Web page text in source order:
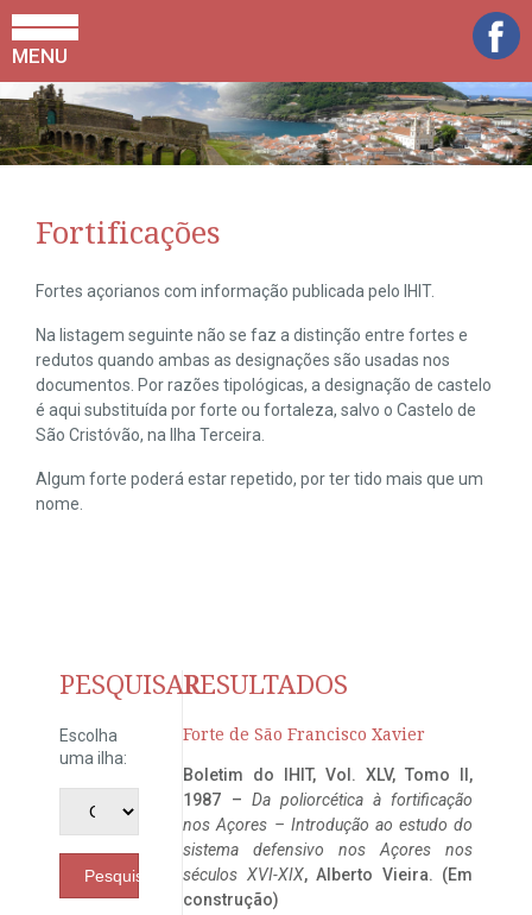
MENU
Fortificações
Fortes açorianos com informação publicada pelo IHIT.
Na listagem seguinte não se faz a distinção entre fortes e
redutos quando ambas as designações são usadas nos
documentos. Por razões tipológicas, a designação de castelo
é aqui substituída por forte ou fortaleza, salvo o Castelo de
São Cristóvão, na Ilha Terceira.
Algum forte poderá estar repetido, por ter tido mais que um
nome.
PESQUISAR
Escolha
uma ilha:
Pesquisar
RESULTADOS
Forte de São Francisco Xavier
Boletim do IHIT, Vol. XLV, Tomo II,
1987 – Da poliorcética à fortificação
nos Açores – Introdução ao estudo do
sistema defensivo nos Açores nos
séculos XVI-XIX, Alberto Vieira. (Em
construção)